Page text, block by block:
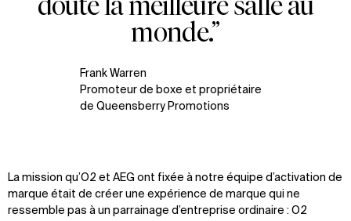
monde.”
Frank Warren
Promoteur de boxe et propriétaire
de Queensberry Promotions
La mission qu’O2 et AEG ont fixée à notre équipe d’activation de
marque était de créer une expérience de marque qui ne
ressemble pas à un parrainage d’entreprise ordinaire : O2